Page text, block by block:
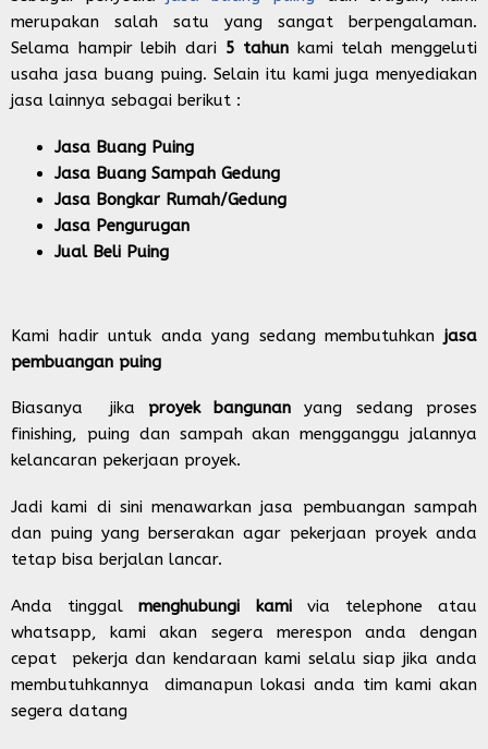
merupakan salah satu yang sangat berpengalaman.
Selama hampir lebih dari 5 tahun kami telah menggeluti
usaha jasa buang puing. Selain itu kami juga menyediakan
jasa lainnya sebagai berikut :
Jasa Buang Puing
Jasa Buang Sampah Gedung
Jasa Bongkar Rumah/Gedung
Jasa Pengurugan
Jual Beli Puing
Kami hadir untuk anda yang sedang membutuhkan jasa
pembuangan puing
Biasanya jika proyek bangunanyang sedang proses
finishing, puing dan sampah akan mengganggu jalannya
kelancaran pekerjaan proyek.
Jadi kami di sini menawarkan jasa pembuangan sampah
dan puing yang berserakan agar pekerjaan proyek anda
tetap bisa berjalan lancar.
Anda tinggalmenghubungi kamivia telephone atau
whatsapp, kami akan segera merespon anda dengan
cepat pekerja dan kendaraan kami selalu siap jika anda
membutuhkannya dimanapun lokasi anda tim kami akan
segera datang